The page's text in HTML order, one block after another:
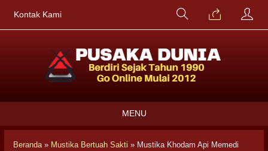
Kontak Kami
MENU
Beranda» Mustika Bertuah Sakti » Mustika Khodam Api Memedi